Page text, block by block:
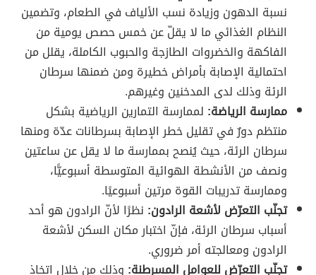
نسبة الدهون وزيادة نسب الألياف في الطعام، وتضمين
النظام الغذائي ما لا يقلّ عن خمس حصص يومية من
الفاكهة والخضروات الطازجة والحبوب الكاملة، يقلل من
احتمالية الإصابة بأمراض خطيرة ومن ضمنها سرطان
الرئة وذلك لدى المدخنين وغيرهم.
ممارسة الرياضة: لممارسة التمارين الرياضية بشكل
منتظم دورٌ في تقليل خطر الإصابة بسرطانات عدّة ومنها
سرطان الرئة، حيث يُنصح بممارسة ما لا يقل عن ساعتين
ونصف من الأنشطة الهوائية المتوسطة أسبوعيًّا،
وممارسة تدريبات القوة مرتين أسبوعيًا.
تجنّب التعرّض لأشعة الرادون: نظرًا لأنّ الرادون هو أحد
أسباب سرطان الرئة، فإنّ اختبار مكان السكن لأشعة
الرادون ومعالجته أمر ضروري.
تجنّب التعرّض للعوامل المسرطنة: وذلك من خلال اتخاذ